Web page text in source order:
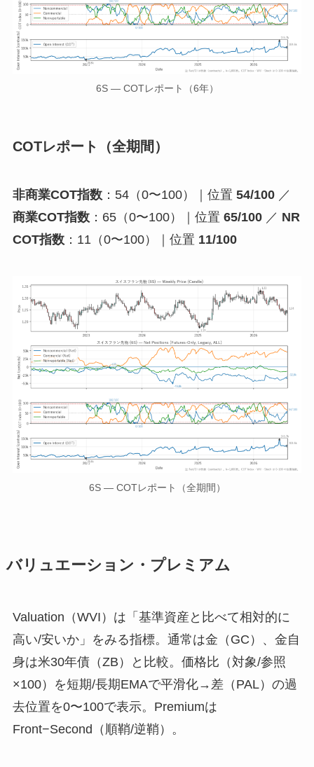
6S — COTレポート（6年）
COTレポート（全期間）
非商業COT指数：54（0〜100）｜位置 54/100／
商業COT指数：65（0〜100）｜位置 65/100／ NR
COT指数：11（0〜100）｜位置 11/100
6S — COTレポート（全期間）
バリュエーション・プレミアム
Valuation（WVI）は「基準資産と比べて相対的に
高い/安いか」をみる指標。通常は金（GC）、金自
身は米30年債（ZB）と比較。価格比（対象/参照
×100）を短期/長期EMAで平滑化→差（PAL）の過
去位置を0〜100で表示。Premiumは
Front−Second（順鞘/逆鞘）。